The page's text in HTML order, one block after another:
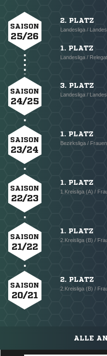
SAISON
25/26
2. PLATZ
Landesliga /
1. PLATZ
Landesliga /
SAISON
24/25
3. PLATZ
Landesliga /
SAISON
23/24
1. PLATZ
Bezirksliga /
SAISON
22/23
1. PLATZ
1.Kreisliga (A) /
SAISON
21/22
1. PLATZ
2.Kreisliga (B) /
SAISON
20/21
2. PLATZ
2.Kreisliga (B) /
ALLE